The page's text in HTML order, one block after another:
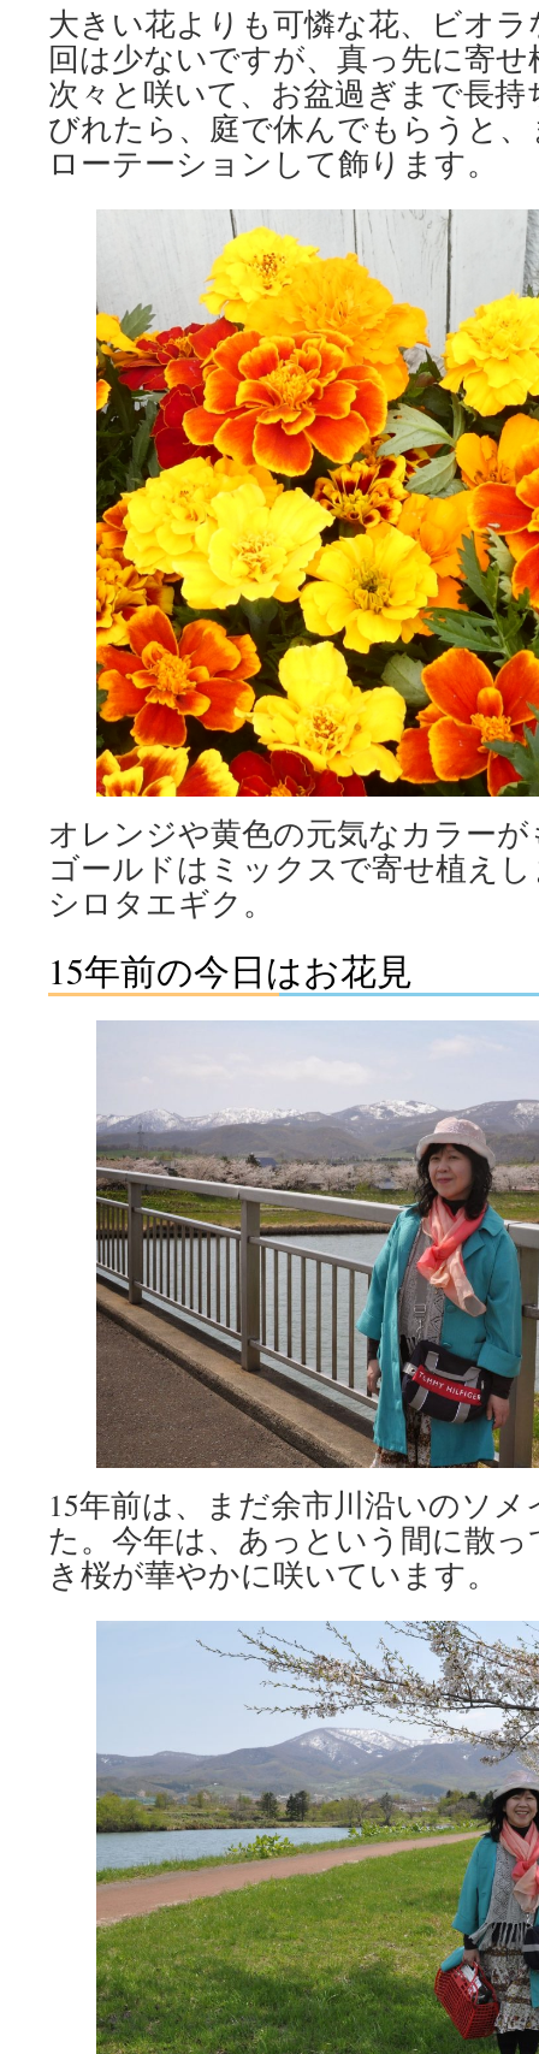
大きい花よりも可憐な花、ビオ
回は少ないですが、真っ先に寄
次々と咲いて、お盆過ぎまで長
びれたら、庭で休んでもらうと
ローテーションして飾ります。
オレンジや黄色の元気なカラー
ゴールドはミックスで寄せ植え
シロタエギク。
15年前の今日はお花見
15年前は、まだ余市川沿いのソ
た。今年は、あっという間に散
き桜が華やかに咲いています。